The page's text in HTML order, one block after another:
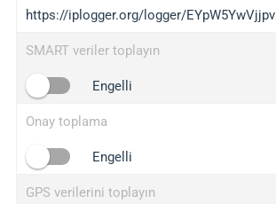
iplogger.com
maper.info
2no.co
yip.su
iplogger.info
https://iplogger.org/logger/EYpW5YwVjjpv
SMART veriler toplayın
Engelli
Onay toplama
Engelli
GPS verilerini toplayın